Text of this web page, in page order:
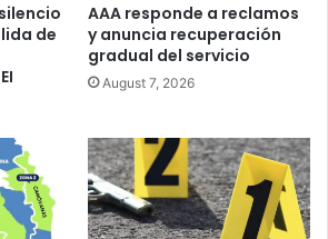
de
AAA responde a reclamos
y anuncia recuperación
gradual del servicio
August 7, 2026